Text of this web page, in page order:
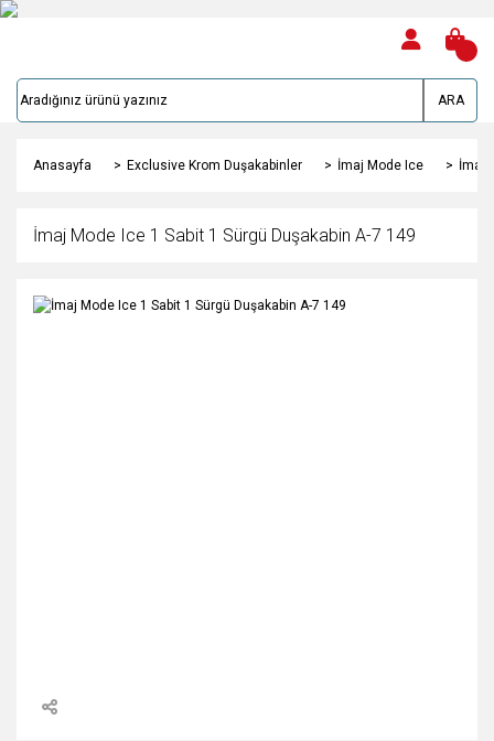
ARA
Anasayfa Exclusive Krom Duşakabinler İmaj Mode Ice İmaj
İmaj Mode Ice 1 Sabit 1 Sürgü Duşakabin A-7 149